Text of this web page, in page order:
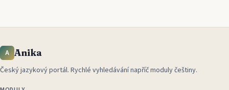
A Anika
Český jazykový portál. Rychlé vyhledávání napříč moduly češtiny.